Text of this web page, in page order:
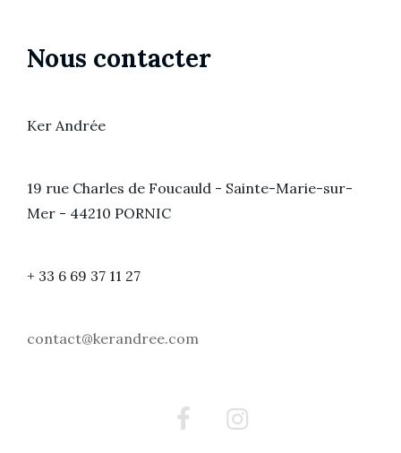
Nous contacter
Ker Andrée
19 rue Charles de Foucauld - Sainte-Marie-sur-
Mer - 44210 PORNIC
+ 33 6 69 37 11 27
contact@kerandree.com
FacebookInstagram